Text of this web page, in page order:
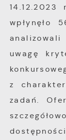
wpłynęło
uwagę
z
zadań.
mogą
trzecich
Firmy te
postaci
mediów